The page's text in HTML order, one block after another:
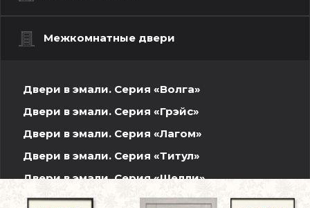
Межкомнатные двери
Двери в эмали. Серия «Волга»
Двери в эмали. Серия «Грэйс»
Двери в эмали. Серия «Лагом»
Двери в эмали. Серия «Титул»
Двери в эмали. Серия «Шелли»
Шпонированные двери. Волжская серия